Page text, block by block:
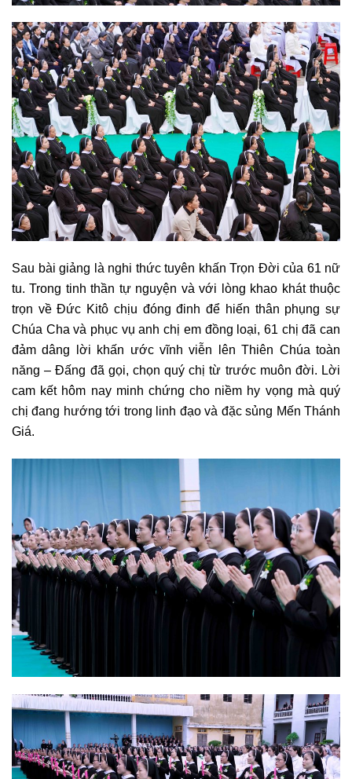
Sau bài giảng là nghi thức tuyên khấn Trọn Đời của 61 nữ
tu. Trong tinh thần tự nguyện và với lòng khao khát thuộc
trọn về Đức Kitô chịu đóng đinh để hiến thân phụng sự
Chúa Cha và phục vụ anh chị em đồng loại, 61 chị đã can
đảm dâng lời khấn ước vĩnh viễn lên Thiên Chúa toàn
năng – Đấng đã gọi, chọn quý chị từ trước muôn đời. Lời
cam kết hôm nay minh chứng cho niềm hy vọng mà quý
chị đang hướng tới trong linh đạo và đặc sủng Mến Thánh
Giá.